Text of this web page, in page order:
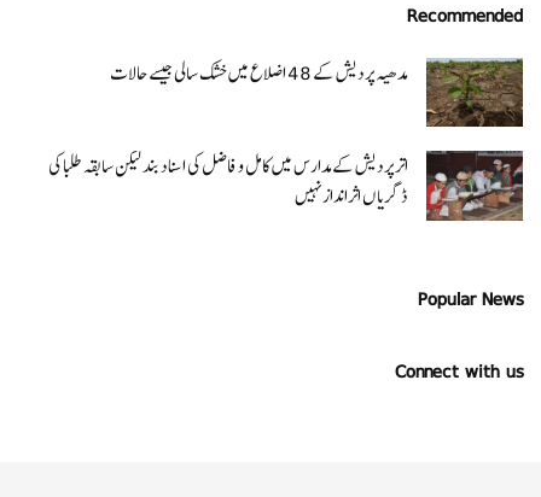
Recommended
مدھیہ پردیش کے 48 اضلاع میں خشک سالی جیسے حالات
اتر پردیش کےمدارس میں کامل و فاضل کی اسناد بند لیکن سابقہ طلبا کی
ڈگریا ں اثرانداز نہیں
Popular News
Connect with us